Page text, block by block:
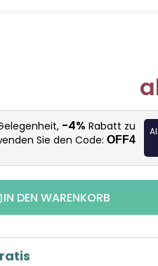
-4% Rabatt zu
Sie den Code: OFF4
IN DEN WARENKORB